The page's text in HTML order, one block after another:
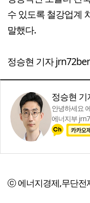
수 있도록 철강업계
말했다.
정승현 기자
정승현 기
안녕하세요
에너지부
ⓒ 에너지경제,무단전